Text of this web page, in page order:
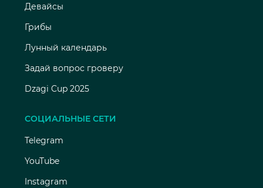
Девайсы
Грибы
Лунный календарь
Задай вопрос гроверу
Dzagi Cup 2025
СОЦИАЛЬНЫЕ СЕТИ
Telegram
YouTube
Instagram